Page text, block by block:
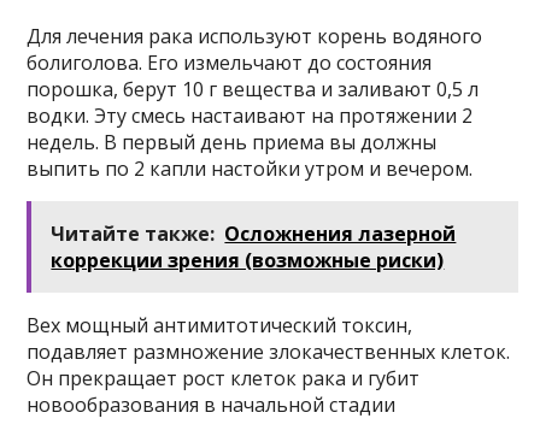
Для лечения рака используют корень водяного
болиголова. Его измельчают до состояния
порошка, берут 10 г вещества и заливают 0,5 л
водки. Эту смесь настаивают на протяжении 2
недель. В первый день приема вы должны
выпить по 2 капли настойки утром и вечером.
Читайте также: Осложнения лазерной
коррекции зрения (возможные риски)
Вех мощный антимитотический токсин,
подавляет размножение злокачественных клеток.
Он прекращает рост клеток рака и губит
новообразования в начальной стадии